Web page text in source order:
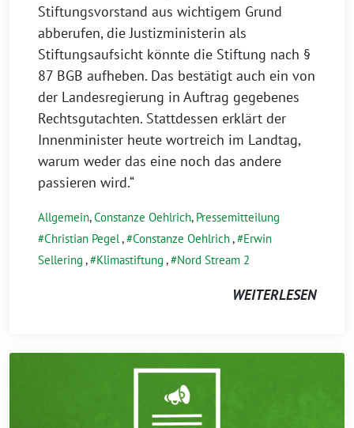
Stiftungsvorstand aus wichtigem Grund
abberufen, die Justizministerin als
Stiftungsaufsicht könnte die Stiftung nach §
87 BGB aufheben. Das bestätigt auch ein von
der Landesregierung in Auftrag gegebenes
Rechtsgutachten. Stattdessen erklärt der
Innenminister heute wortreich im Landtag,
warum weder das eine noch das andere
passieren wird.“
Allgemein,Constanze Oehlrich, Pressemitteilung
Christian Pegel, Constanze Oehlrich,
Erwin
Sellering , Klimastiftung , Nord Stream 2
WEITERLESEN